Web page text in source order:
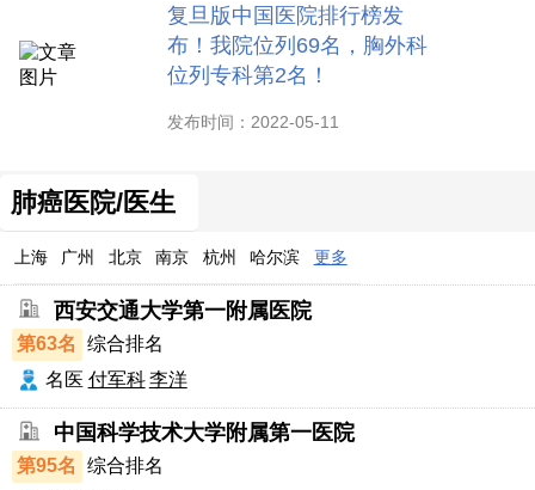
复旦版中国医院排行榜发
布！我院位列69名，胸外科
位列专科第2名！
发布时间：2022-05-11
肺癌医院/医生
上海 广州 北京 南京 杭州 哈尔滨 更多
西安交通大学第一附属医院
第63名
综合排名
名医 付军科 李洋
中国科学技术大学附属第一医院
第95名
综合排名